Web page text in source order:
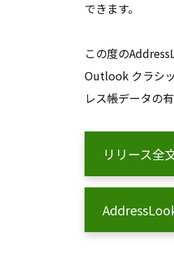
できます。
この度の
Outlook クラシ
レス帳データの
リリース全